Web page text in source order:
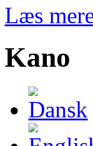
Læs
Kano